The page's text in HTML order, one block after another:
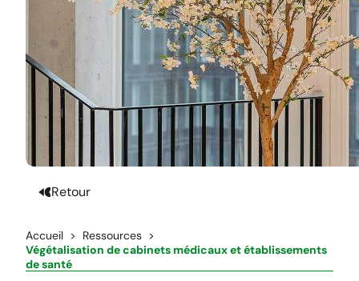
Retour
Accueil
Ressources
Végétalisation de cabinets médicaux et établissements
de santé